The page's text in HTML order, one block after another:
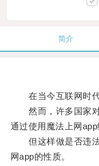
简介
在当今互联网时代
然而，许多国家对
通过使用魔法上网app
但这样做是否违法
网app的性质。